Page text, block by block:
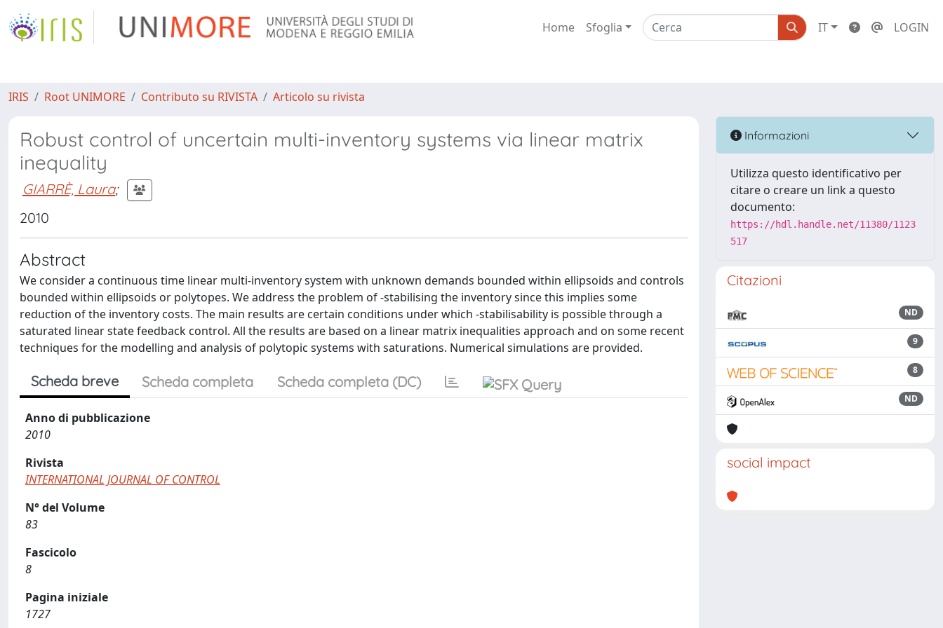
Home Sfoglia IT LOGIN
IRIS Root UNIMORE Contributo su RIVISTA Articolo su rivista
Robust control of uncertain multi-inventory systems via linear matrix
inequality
GIARRÈ, Laura;
2010
Abstract
We consider a continuous time linear multi-inventory system with unknown demands bounded within ellipsoids and controls
bounded within ellipsoids or polytopes. We address the problem of -stabilising the inventory since this implies some
reduction of the inventory costs. The main results are certain conditions under which -stabilisability is possible through a
saturated linear state feedback control. All the results are based on a linear matrix inequalities approach and on some recent
techniques for the modelling and analysis of polytopic systems with saturations. Numerical simulations are provided.
Scheda breve Scheda completa Scheda completa (DC)
Anno di pubblicazione
2010
Rivista
INTERNATIONAL JOURNAL OF CONTROL
N° del Volume
83
Fascicolo
8
Pagina iniziale
1727
Informazioni
Utilizza questo identificativo per
citare o creare un link a questo
documento:
https://hdl.handle.net/11380/1123
517
Citazioni
ND
9
8
ND
social impact